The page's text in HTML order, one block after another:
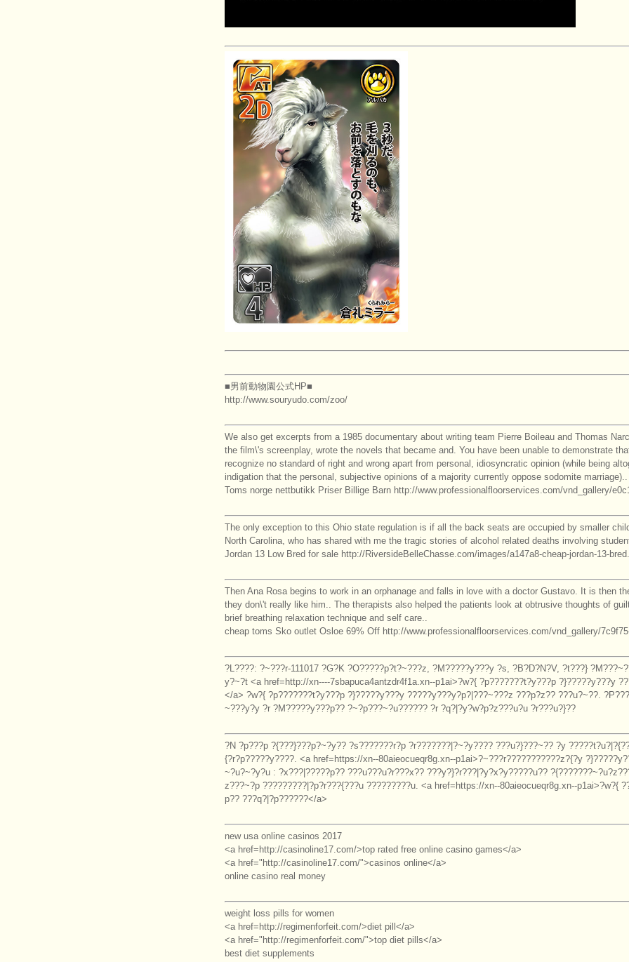
■男前動物園公式HP■
http://www.souryudo.com/zoo/
We also get excerpts from a 1985 documentary about writing team Pierre Boileau and Thomas
the film\'s screenplay, wrote the novels that became and. You have been unable to demonstrate
recognize no standard of right and wrong apart from personal, idiosyncratic opinion (while being
indigation that the personal, subjective opinions of a majority currently oppose sodomite marriage)..
Toms norge nettbutikk Priser Billige Barn http://www.professionalfloorservices.com/vnd_gallery/
The only exception to this Ohio state regulation is if all the back seats are occupied by smaller
North Carolina, who has shared with me the tragic stories of alcohol related deaths involving
Jordan 13 Low Bred for sale http://RiversideBelleChasse.com/images/a147a8-cheap-jordan-13-
Then Ana Rosa begins to work in an orphanage and falls in love with a doctor Gustavo. It is then
they don\'t really like him.. The therapists also helped the patients look at obtrusive thoughts of
brief breathing relaxation technique and self care..
cheap toms Sko outlet Osloe 69% Off http://www.professionalfloorservices.com/vnd_gallery/
?L????: ?~???r-111017 ?G?K ?O?????p?t?~???z, ?M?????y???y ?s, ?B?D?N?V, ?t???}
y?~?t <a href=http://xn----7sbapuca4antzdr4f1a.xn--p1ai>?w?{ ?p???????t?y???p ?}?????y???y
</a> ?w?{ ?p???????t?y???p ?}?????y???y ?????y???y?p?|???~???z ???p?z?? ???u?~??.
~???y?y ?r ?M?????y???p?? ?~?p???~?u?????? ?r ?q?|?y?w?p?z???u?u ?r???u?}??
?N ?p???p ?{???}???p?~?y?? ?s???????r?p ?r???????|?~?y???? ???u?}???~?? ?y
{?r?p?????y????. <a href=https://xn--80aieocueqr8g.xn--p1ai>?~???r???????????z?{?y
~?u?~?y?u : ?x???|?????p?? ???u???u?r???x?? ???y?}?r???|?y?x?y?????u??
z???~?p ?????????|?p?r???{???u ?????????u. <a href=https://xn--80aieocueqr8g.xn--p1ai>?w?{
p?? ???q?|?p??????</a>
new usa online casinos 2017
<a href=http://casinoline17.com/>top rated free online casino games</a>
<a href="http://casinoline17.com/">casinos online</a>
online casino real money
weight loss pills for women
<a href=http://regimenforfeit.com/>diet pill</a>
<a href="http://regimenforfeit.com/">top diet pills</a>
best diet supplements